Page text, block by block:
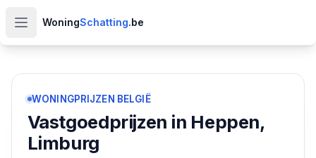
Open hoofdmenu
WoningSchatting.be
WONINGPRIJZEN BELGIË
Vastgoedprijzen in Heppen,
Limburg